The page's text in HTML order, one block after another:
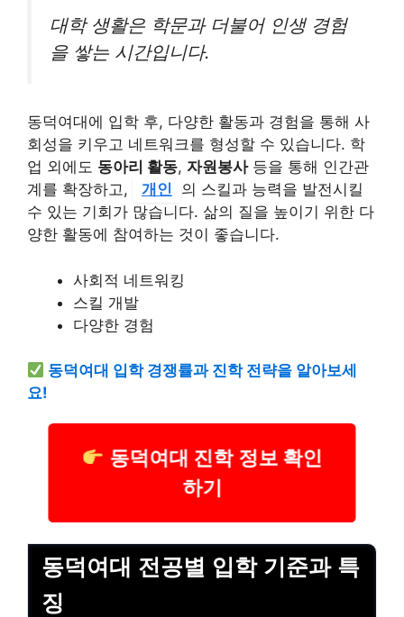
대학 생활은 학문과 더불어 인생 경험
을 쌓는 시간입니다.
동덕여대에 입학 후, 다양한 활동과 경험을 통해 사
회성을 키우고 네트워크를 형성할 수 있습니다. 학
업 외에도 동아리 활동, 자원봉사등을 통해 인간관
계를 확장하고,
개인
의 스킬과 능력을 발전시킬
수 있는 기회가 많습니다. 삶의 질을 높이기 위한 다
양한 활동에 참여하는 것이 좋습니다.
사회적 네트워킹
스킬 개발
다양한 경험
동덕여대 입학 경쟁률과 진학 전략을 알아보세
요!
동덕여대 진학 정보 확인
하기
동덕여대 전공별 입학 기준과 특
징